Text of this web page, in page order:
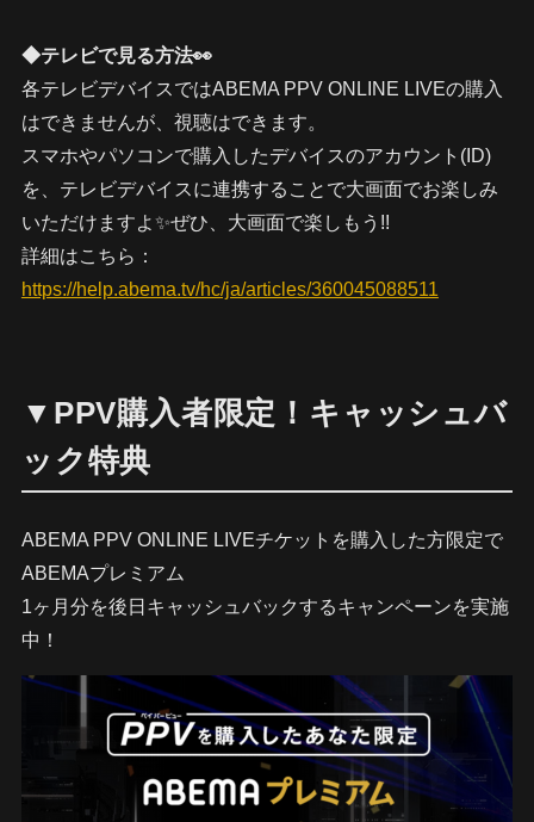
◆テレビで見る方法👀
各テレビデバイスではABEMA PPV ONLINE LIVEの購入
はできませんが、視聴はできます。
スマホやパソコンで購入したデバイスのアカウント(ID)
を、テレビデバイスに連携することで大画面でお楽しみ
いただけますよ✨ぜひ、大画面で楽しもう!!
詳細はこちら：
https://help.abema.tv/hc/ja/articles/360045088511
▼PPV購入者限定！キャッシュバ
ック特典
ABEMA PPV ONLINE LIVEチケットを購入した方限定で
ABEMAプレミアム
1ヶ月分を後日キャッシュバックするキャンペーンを実施
中！